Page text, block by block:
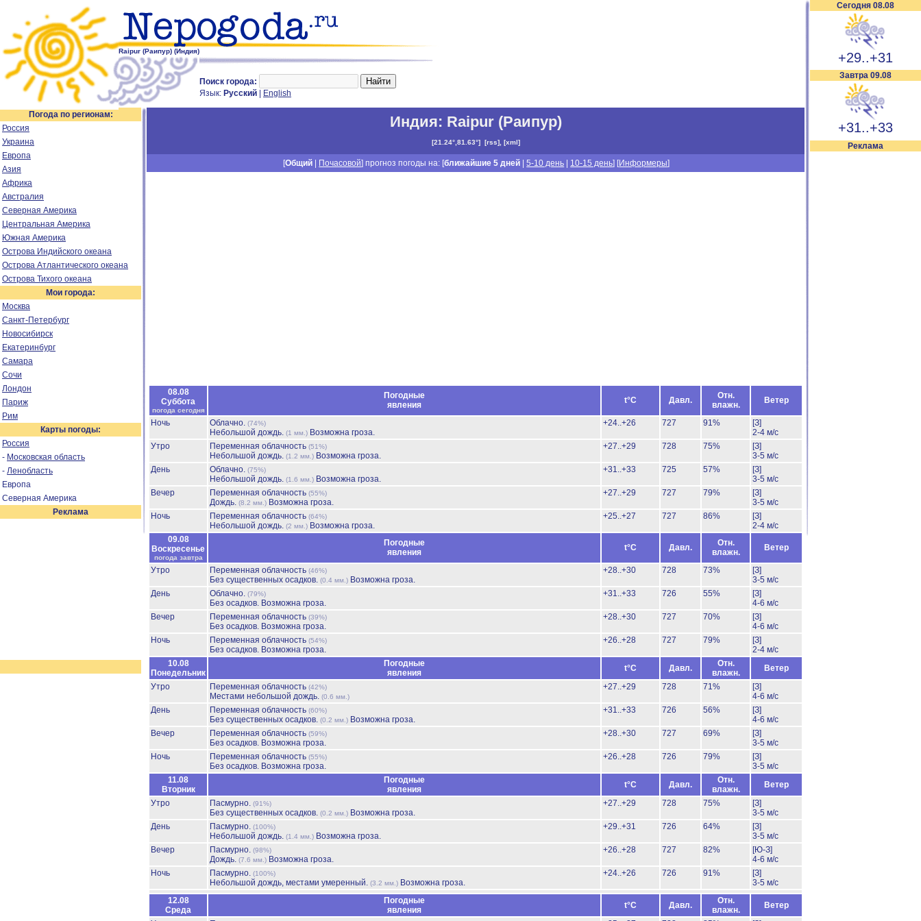
Raipur (Раипур) (Индия)
Поиск города:
Язык: Русский English
Сегодня 08.08
+29..+31
Завтра 09.08
+31..+33
Реклама
Погода по регионам:
Россия
Украина
Европа
Азия
Африка
Австралия
Северная Америка
Центральная Америка
Южная Америка
Острова Индийского океана
Острова Атлантического океана
Острова Тихого океана
Мои города:
Москва
Санкт-Петербург
Новосибирск
Екатеринбург
Самара
Сочи
Лондон
Париж
Рим
Карты погоды:
Россия
- Московская область
- Ленобласть
Европа
Северная Америка
Реклама
Индия: Raipur (Раипур)
[21.24°,81.63°] [rss], [xml]
[Общий Почасовой] прогноз погоды на: [ближайшие 5 дней |5-10 день 10-15 день] [Информеры]
08.08
Суббота
погода сегодня
Погодные
явления
t°C Давл.
Отн.
влажн.
Ветер
Ночь Облачно. (74%)
Небольшой дождь. (1 мм.) Возможна гроза.
+24..+26 727 91%
[З]
2-4 м/с
Утро
Переменная облачность (51%)
Небольшой дождь. (1.2 мм.) Возможна гроза.
+27..+29 728 75%
[З]
3-5 м/с
День
Облачно. (75%)
Небольшой дождь. (1.6 мм.) Возможна гроза.
+31..+33 725 57%
[З]
3-5 м/с
Вечер
Переменная облачность (55%)
Дождь. (8.2 мм.) Возможна гроза.
+27..+29 727 79%
[З]
3-5 м/с
Ночь
Переменная облачность (64%)
Небольшой дождь. (2 мм.) Возможна гроза.
+25..+27 727 86%
[З]
2-4 м/с
09.08
Воскресенье
погода завтра
Погодные
явления
t°C Давл.
Отн.
влажн.
Ветер
Утро Переменная облачность (46%)
Без существенных осадков. (0.4 мм.) Возможна гроза.
+28..+30 728 73%
[З]
3-5 м/с
День
Облачно. (79%)
Без осадков. Возможна гроза.
+31..+33 726 55%
[З]
4-6 м/с
Вечер
Переменная облачность (39%)
Без осадков. Возможна гроза.
+28..+30 727 70%
[З]
4-6 м/с
Ночь
Переменная облачность (54%)
Без осадков. Возможна гроза.
+26..+28 727 79%
[З]
2-4 м/с
10.08
Понедельник
Погодные
явления
t°C Давл.
Отн.
влажн.
Ветер
Утро
Переменная облачность (42%)
Местами небольшой дождь. (0.6 мм.)
+27..+29 728 71%
[З]
4-6 м/с
День
Переменная облачность (60%)
Без существенных осадков. (0.2 мм.) Возможна гроза.
+31..+33 726 56%
[З]
4-6 м/с
Вечер
Переменная облачность (59%)
Без осадков. Возможна гроза.
+28..+30 727 69%
[З]
3-5 м/с
Ночь
Переменная облачность (55%)
Без осадков. Возможна гроза.
+26..+28 726 79%
[З]
3-5 м/с
11.08
Вторник
Погодные
явления
t°C Давл.
Отн.
влажн.
Ветер
Утро
Пасмурно. (91%)
Без существенных осадков. (0.2 мм.) Возможна гроза.
+27..+29 728 75%
[З]
3-5 м/с
День
Пасмурно. (100%)
Небольшой дождь. (1.4 мм.) Возможна гроза.
+29..+31 726 64%
[З]
3-5 м/с
Вечер
Пасмурно. (98%)
Дождь. (7.6 мм.) Возможна гроза.
+26..+28 727 82%
[Ю-З]
4-6 м/с
Ночь
Пасмурно. (100%)
Небольшой дождь, местами умеренный. (3.2 мм.) Возможна гроза.
+24..+26 726 91%
[З]
3-5 м/с
12.08
Среда
Погодные
явления
t°C Давл.
Отн.
влажн.
Ветер